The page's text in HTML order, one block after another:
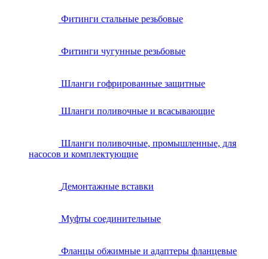
Фитинги стальные резьбовые
Фитинги чугунные резьбовые
Шланги гофрированные защитные
Шланги поливочные и всасывающие
Шланги поливочные, промышленные, для
насосов и комплектующие
Демонтажные вставки
Муфты соединительные
Фланцы обжимные и адаптеры фланцевые